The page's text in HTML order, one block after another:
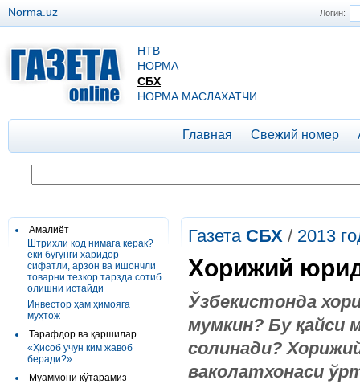
Логин:
Norma.uz
НТВ
НОРМА
СБХ
НОРМА МАСЛАХАТЧИ
Главная Свежий номер
Амалиёт
Штрихли код нимага керак?
ёки бугунги харидор
сифатли, арзон ва ишончли
товарни тезкор тарзда сотиб
олишни истайди
Инвестор ҳам ҳимояга
муҳтож
Тарафдор ва қаршилар
«Ҳисоб учун ким жавоб
беради?»
Муаммони кўтарамиз
Газета СБХ / 2013
Хорижий
Ўзбекистонда
мумкин? Бу қайси
солинади?
ваколатхонаси